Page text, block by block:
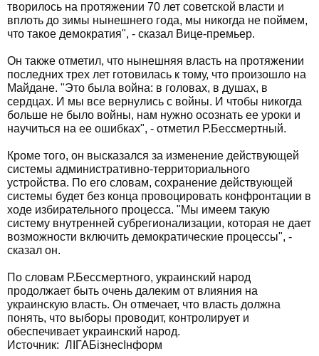
творилось на протяжении 70 лет советской власти и
вплоть до зимы нынешнего года, мы никогда не поймем,
что такое демократия", - сказал Вице-премьер.
Он также отметил, что нынешняя власть на протяжении
последних трех лет готовилась к тому, что произошло на
Майдане. "Это была война: в головах, в душах, в
сердцах. И мы все вернулись с войны. И чтобы никогда
больше не было войны, нам нужно осознать ее уроки и
научиться на ее ошибках", - отметил Р.Бессмертный.
Кроме того, он высказался за изменение действующей
системы административно-территориального
устройства. По его словам, сохранение действующей
системы будет без конца провоцировать конфронтации в
ходе избирательного процесса. "Мы имеем такую
систему внутренней субрегионализации, которая не дает
возможности включить демократические процессы", -
сказал он.
По словам Р.Бессмертного, украинский народ
продолжает быть очень далеким от влияния на
украинскую власть. Он отмечает, что власть должна
понять, что выборы проводит, контролирует и
обеспечивает украинский народ.
Источник: ЛІГАБізнесІнформ